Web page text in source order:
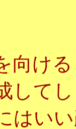
向け
して
はい